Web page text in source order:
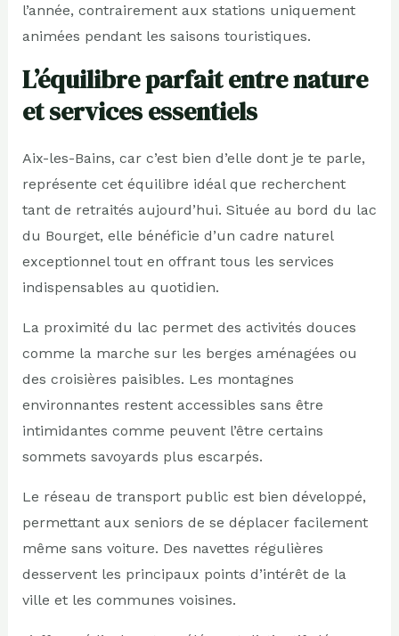
l’année, contrairement aux stations uniquement
animées pendant les saisons touristiques.
L’équilibre parfait entre nature
et services essentiels
Aix-les-Bains, car c’est bien d’elle dont je te parle,
représente cet équilibre idéal que recherchent
tant de retraités aujourd’hui. Située au bord du lac
du Bourget, elle bénéficie d’un cadre naturel
exceptionnel tout en offrant tous les services
indispensables au quotidien.
La proximité du lac permet des activités douces
comme la marche sur les berges aménagées ou
des croisières paisibles. Les montagnes
environnantes restent accessibles sans être
intimidantes comme peuvent l’être certains
sommets savoyards plus escarpés.
Le réseau de transport public est bien développé,
permettant aux seniors de se déplacer facilement
même sans voiture. Des navettes régulières
desservent les principaux points d’intérêt de la
ville et les communes voisines.